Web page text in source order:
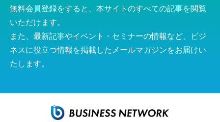
無料会員登録をすると、本サイトのすべての記事を閲覧
いただけます。
また、最新記事やイベント・セミナーの情報など、ビジ
ネスに役立つ情報を掲載したメールマガジンをお届けい
たします。